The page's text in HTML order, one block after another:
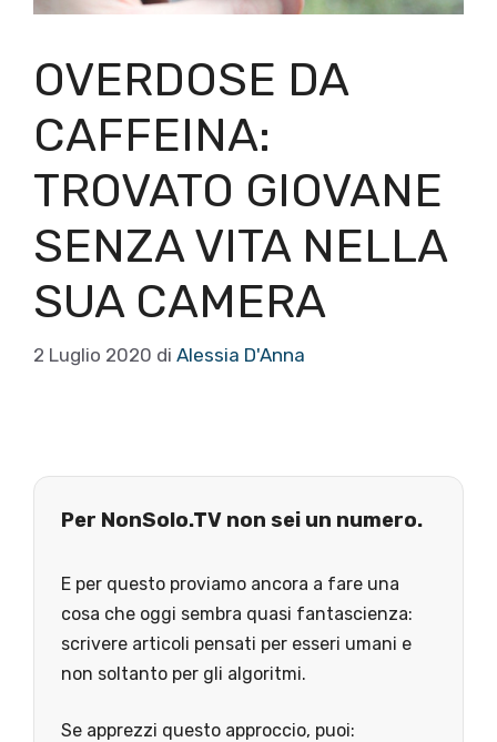
OVERDOSE DA
CAFFEINA:
TROVATO GIOVANE
SENZA VITA NELLA
SUA CAMERA
2 Luglio 2020 di Alessia D'Anna
Per NonSolo.TV non sei un numero.
E per questo proviamo ancora a fare una
cosa che oggi sembra quasi fantascienza:
scrivere articoli pensati per esseri umani e
non soltanto per gli algoritmi.
Se apprezzi questo approccio, puoi: